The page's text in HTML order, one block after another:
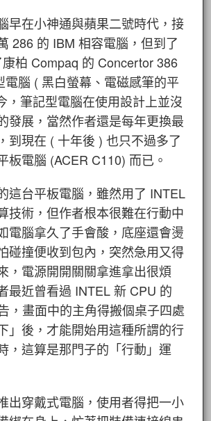
早在小神通與蘋果二號時代，接
286 的 IBM 相容電腦，但到了
柏 Compaq 的 Concertor 386
電腦 ( 黑白螢幕、電磁感筆的平
，筆記型電腦在使用設計上並沒
發展，當然作者還是每年更換最
到現在 ( 十年後 ) 也只不過多了
板電腦 (ACER C110) 而已。
這台平板電腦，雖然用了 INTEL
技術，但作者根本很難在行動中
電腦拿久了手會酸，底座還會燙
碰撞便收到包內，突然急用又得
，電源開開關關拿進拿出很煩
最近曾看過 INTEL 新 CPU 的
，畫面中的主角得搬個桌子四處
」後，才能開始用這種所謂的行
，這算是那門子的「行動」運
出穿戴式電腦，使用者得把一小